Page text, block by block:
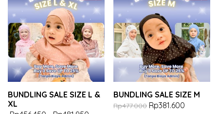
BUNDLING SALE SIZE L &
XL
BUNDLING SALE SIZE M
Rp477.000 Rp381.600